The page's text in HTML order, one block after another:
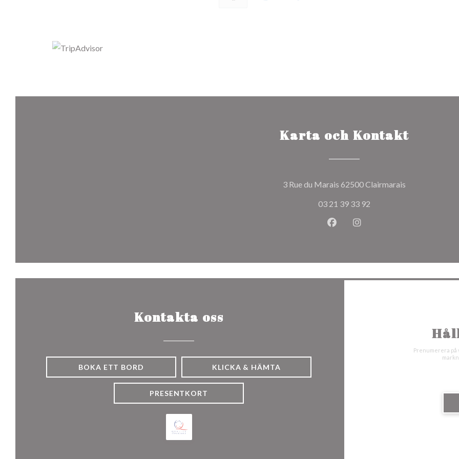
Karta och Kontakt
3 Rue du Marais 62500 Clairmarais
03 21 39 33 92
Facebook ((öppnas i ett nytt
Instagram ((öppnas i ett
Kontakta oss
BOKA ETT BORD KLICKA & HÄMTA
PRESENTKORT
Prenumerera på